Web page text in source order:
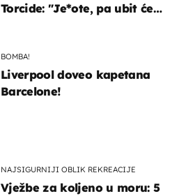
NAJSIGURNIJI OBLIK REKREACIJE
Vježbe za koljeno u moru: 5
Torcide: "Je*ote, pa ubit će
BOMBA!
Liverpool doveo kapetana
Barcelone!